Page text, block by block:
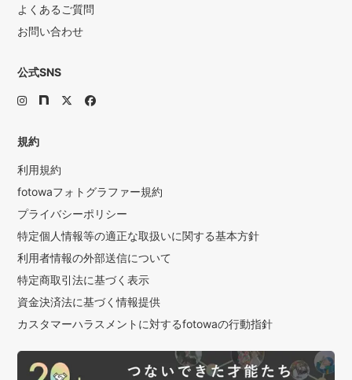
よくあるご質問
お問い合わせ
公式SNS
規約
利用規約
fotowaフォトグラファー規約
プライバシーポリシー
特定個人情報等の適正な取扱いに関する基本方針
利用者情報の外部送信について
特定商取引法に基づく表示
資金決済法に基づく情報提供
カスタマーハラスメントに対するfotowaの行動指針